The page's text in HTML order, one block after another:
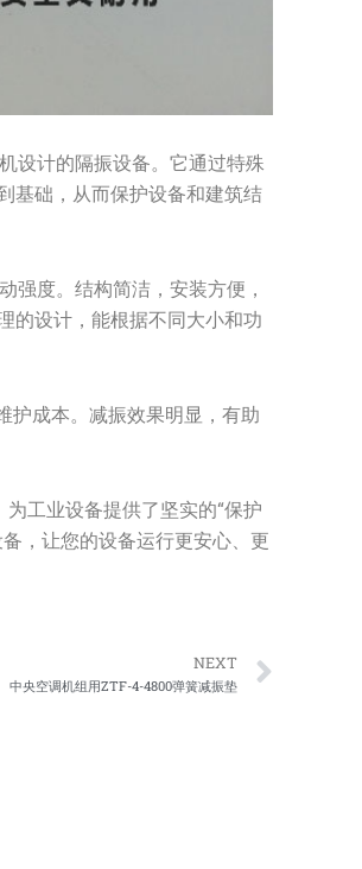
设计的隔振设备。它通过特殊
基础，从而保护设备和建筑结
强度。结构简洁，安装方便，
的设计，能根据不同大小和功
护成本。减振效果明显，有助
工业设备提供了坚实的“保护
，让您的设备运行更安心、更
NEXT
中央空调机组用ZTF-4-4800弹簧减振垫